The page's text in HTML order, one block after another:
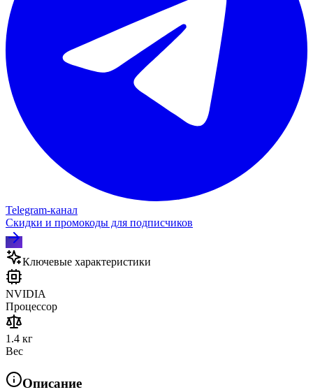
Telegram‑канал
Скидки и промокоды для подписчиков
Ключевые характеристики
NVIDIA
Процессор
1.4 кг
Вес
Описание